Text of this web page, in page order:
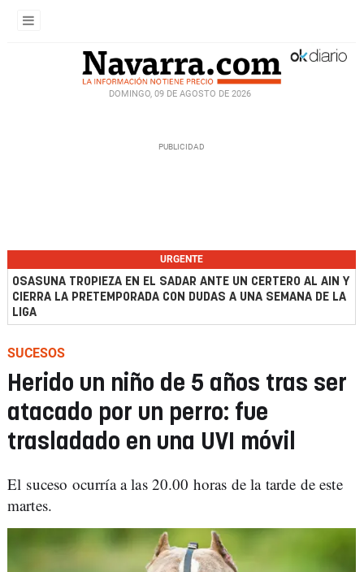
DOMINGO, 09 DE AGOSTO DE 2026
URGENTE
OSASUNA TROPIEZA EN EL SADAR ANTE UN CERTERO AL AIN Y
CIERRA LA PRETEMPORADA CON DUDAS A UNA SEMANA DE LA
LIGA
SUCESOS
Herido un niño de 5 años tras ser
atacado por un perro: fue
trasladado en una UVI móvil
El suceso ocurría a las 20.00 horas de la tarde de este
martes.